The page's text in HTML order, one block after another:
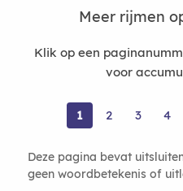
Meer rijmen
Klik op een
voor
1 2 3 4
Deze pagina bevat
geen woordbetekenis of